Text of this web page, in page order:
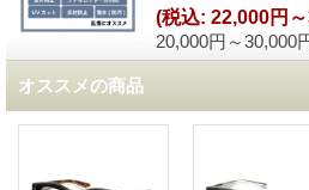
20,000円～30,000
(税込: 22,000円
オススメの商品